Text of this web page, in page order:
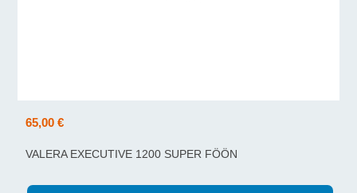
65,00 €
VALERA EXECUTIVE 1200 SUPER FÖÖN